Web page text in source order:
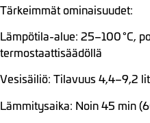
Tärkeimmät ominaisuudet:
Lämpötila-alue: 25–100 °C,
termostaattisäädöllä
Vesisäiliö: Tilavuus 4,4–9,2
Lämmitysaika: Noin 45 min